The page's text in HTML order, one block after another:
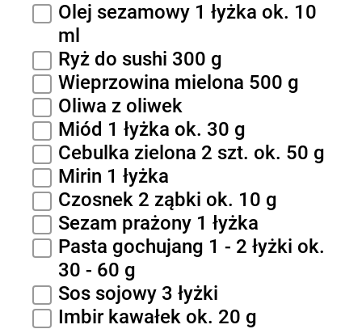
Olej sezamowy 1 łyżka ok. 10
ml
Ryż do sushi 300 g
Wieprzowina mielona 500 g
Oliwa z oliwek
Miód 1 łyżka ok. 30 g
Cebulka zielona 2 szt. ok. 50 g
Mirin 1 łyżka
Czosnek 2 ząbki ok. 10 g
Sezam prażony 1 łyżka
Pasta gochujang 1 - 2 łyżki ok.
30 - 60 g
Sos sojowy 3 łyżki
Imbir kawałek ok. 20 g